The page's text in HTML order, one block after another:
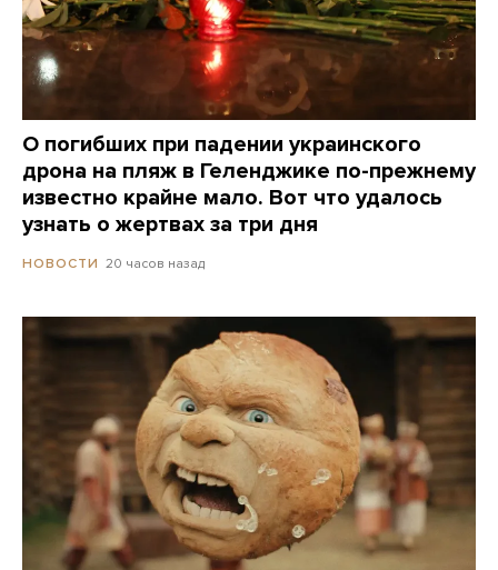
О погибших при падении украинского
дрона на пляж в Геленджике по-прежнему
известно крайне мало. Вот что удалось
узнать о жертвах за три дня
НОВОСТИ 20 часов назад